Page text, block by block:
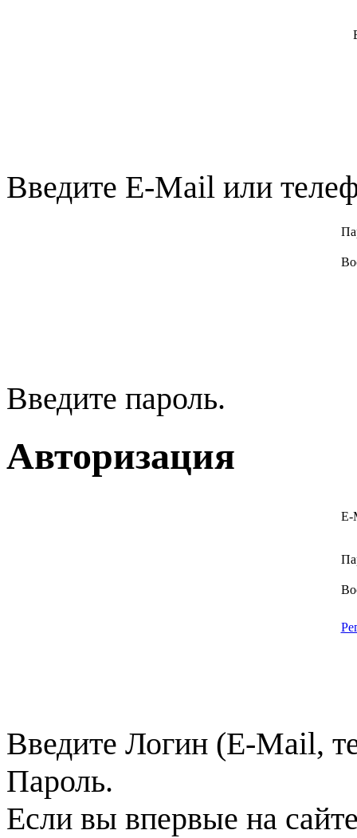
Введите E-Mail или
Введите пароль.
Авторизация
E-
Введите Логин (E-Mail,
Пароль.
Если вы впервые на